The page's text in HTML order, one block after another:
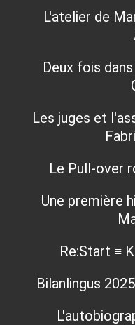
L'atelier de
Deux fois
Les juges et
Le Pull-over
Une première
Re:Start ≡
Bilanlingus